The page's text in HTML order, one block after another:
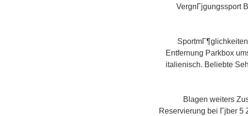
VergnГјgungssport
Entfernung Parkbox
italienisch. Beliebte
Blagen weiters
Reservierung bei Гјber